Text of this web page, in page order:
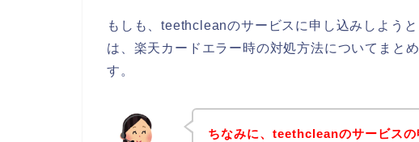
もしも、teethcleanのサービスに申し込みしよう
は、楽天カードエラー時の対処方法についてまと
す。
ちなみに、teethcleanのサービス